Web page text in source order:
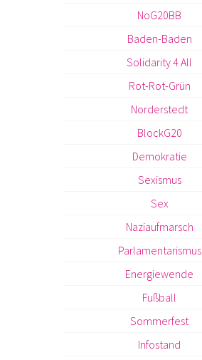
NoG20BB
Baden-Baden
Solidarity 4 All
Rot-Rot-Grün
Norderstedt
BlockG20
Demokratie
Sexismus
Sex
Naziaufmarsch
Parlamentarismus
Energiewende
Fußball
Sommerfest
Infostand